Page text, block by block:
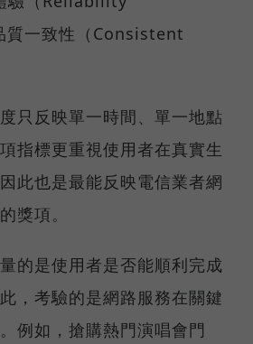
質一致性（Consistent
只反映單一時間、單一地點
指標更重視使用者在真實生
此也是最能反映電信業者網
獎項。
的是使用者是否能順利完成
，考驗的是網路服務在關鍵
例如，搶購熱門演唱會門